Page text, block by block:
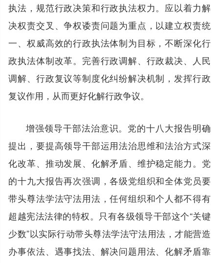
执法，规范行政决策和行政执法权力。应以着力解
决权责交叉、争权诿责问题为重点，以建立权责统
一、权威高效的行政执法体制为目标，不断深化行
政执法体制改革。完善行政调解、行政裁决、人民
调解、行政复议等制度化纠纷解决机制，发挥行政
复议作用，从而更好化解行政争议。
增强领导干部法治意识。党的十八大报告明确
提出，要提高领导干部运用法治思维和法治方式深
化改革、推动发展、化解矛盾、维护稳定能力。党
的十九大报告再次强调，各级党组织和全体党员要
带头尊法学法守法用法，任何组织和个人都不得有
超越宪法法律的特权。只有各级领导干部这个“关键
少数”以实际行动带头尊法学法守法用法，才能营造
办事依法、遇事找法、解决问题用法、化解矛盾靠